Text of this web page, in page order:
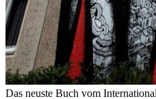
Das neuste Buch vom